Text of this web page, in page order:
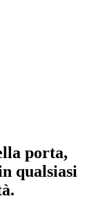
porta,
qualsiasi